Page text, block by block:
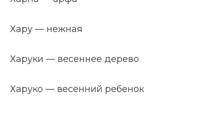
Хару — нежная
Харуки — весеннее дерево
Харуко — весенний ребенок